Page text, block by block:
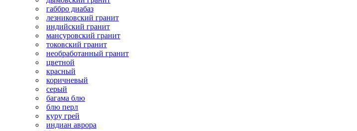
габбро диабаз
лезниковский гранит
индийский гранит
мансуровский гранит
токовский гранит
необработанный гранит
цветной
красный
коричневый
серый
багама блю
блю перл
куру грей
индиан аврора